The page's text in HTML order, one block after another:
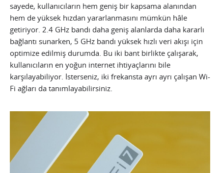
sayede, kullanıcıların hem geniş bir kapsama alanından
hem de yüksek hızdan yararlanmasını mümkün hâle
getiriyor. 2.4 GHz bandı daha geniş alanlarda daha kararlı
bağlantı sunarken, 5 GHz bandı yüksek hızlı veri akışı için
optimize edilmiş durumda. Bu iki bant birlikte çalışarak,
kullanıcıların en yoğun internet ihtiyaçlarını bile
karşılayabiliyor. İsterseniz, iki frekansta ayrı ayrı çalışan Wi-
Fi ağları da tanımlayabilirsiniz.